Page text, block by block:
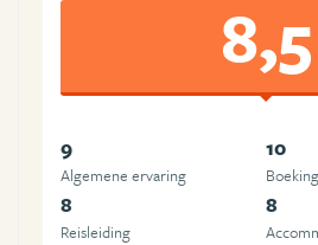
8,5
9
Algemene ervaring
10
8
Reisleiding
8